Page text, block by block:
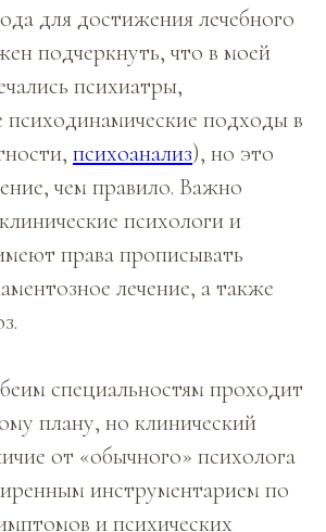
для достижения лечебного
подчеркнуть, что в моей
психиатры,
подходы в
психоанализ), но это
чем правило. Важно
психологи и
права прописывать
лечение, а также
специальностям проходит
плану, но клинический
от «обычного» психолога
инструментарием по
и психических